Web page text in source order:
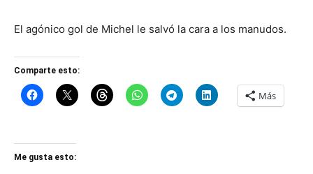
El agónico gol de Michel le salvó la cara a los manudos.
Comparte esto:
Más
Me gusta esto: